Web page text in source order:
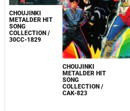
CHOUJINKI
METALDER HIT
SONG
COLLECTION /
30CC-1829
CHOUJINKI
METALDER HIT
SONG
COLLECTION /
CAK-823